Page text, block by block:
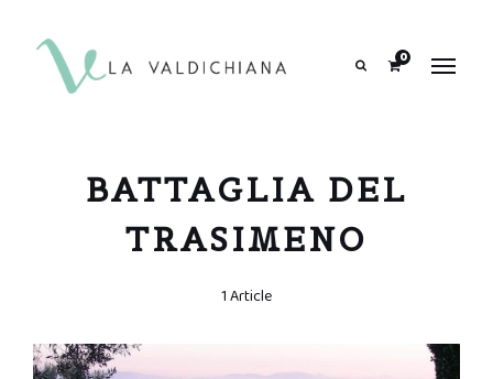
0
BATTAGLIA DEL
TRASIMENO
1 Article